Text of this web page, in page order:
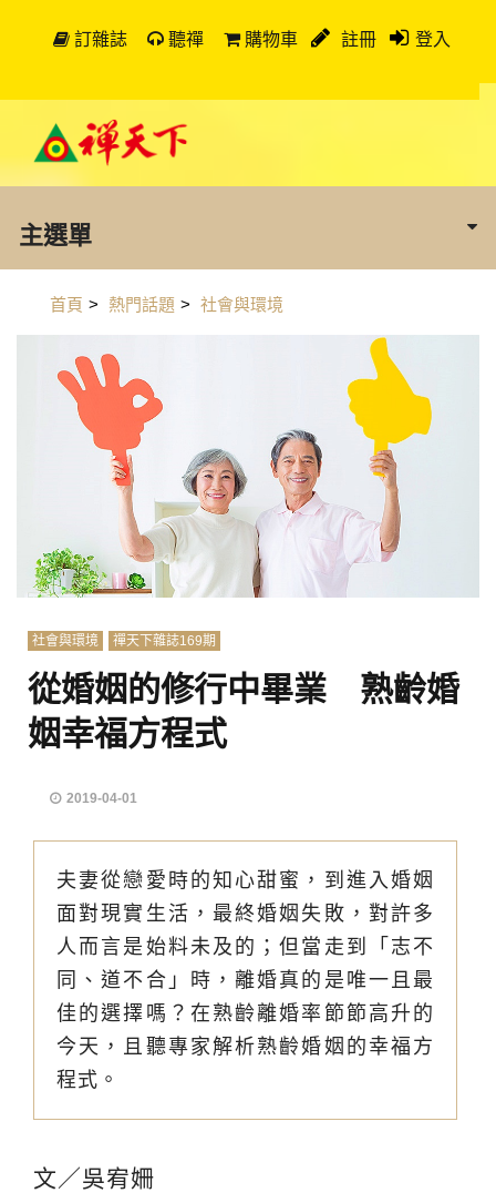
訂雜誌 聽禪 購物車 註冊 登入
主選單
首頁 > 熱門話題 > 社會與環境
社會與環境 禪天下雜誌169期
從婚姻的修行中畢業 熟齡婚
姻幸福方程式
2019-04-01
夫妻從戀愛時的知心甜蜜，到進入婚姻
面對現實生活，最終婚姻失敗，對許多
人而言是始料未及的；但當走到「志不
同、道不合」時，離婚真的是唯一且最
佳的選擇嗎？在熟齡離婚率節節高升的
今天，且聽專家解析熟齡婚姻的幸福方
程式。
文／吳宥姍